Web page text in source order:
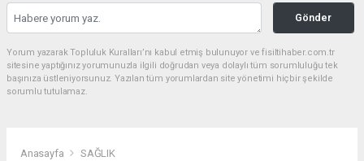
Gönder
Yorum yazarak Topluluk Kuralları’nı kabul etmiş bulunuyor ve fisiltihaber.com.tr
sitesine yaptığınız yorumunuzla ilgili doğrudan veya dolaylı tüm sorumluluğu tek
başınıza üstleniyorsunuz. Yazılan tüm yorumlardan site yönetimi hiçbir şekilde
sorumlu tutulamaz.
Anasayfa SAĞLIK